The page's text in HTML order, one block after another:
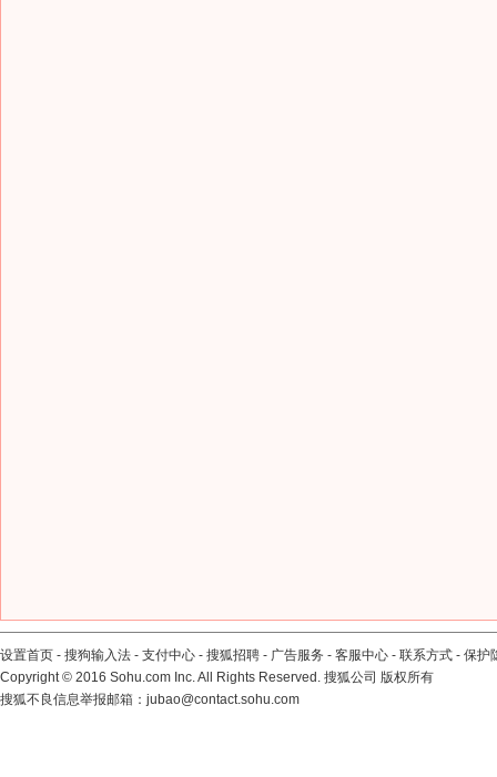
设置首页 - 搜狗输入法 - 支付中心 - 搜狐招聘 - 广告服务 - 客服中心 - 联系方式 - 保护
Copyright© 2016 Sohu.com Inc. All Rights Reserved. 搜狐公司 版权所有
搜狐不良信息举报邮箱： jubao@contact.sohu.com